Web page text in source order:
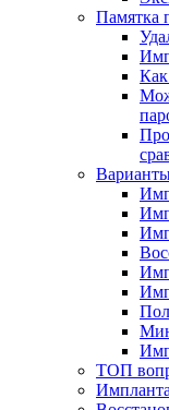
Памятка
ТОП